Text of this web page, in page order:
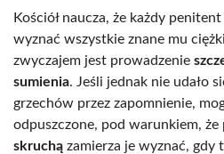
Kościół naucza, że każdy
wyznać wszystkie znane mu
zwyczajem jest prowadzenie
sumienia. Jeśli jednak nie udało
grzechów przez zapomnienie,
odpuszczone, pod warunkiem, że
skruchą zamierza je wyznać, gdy